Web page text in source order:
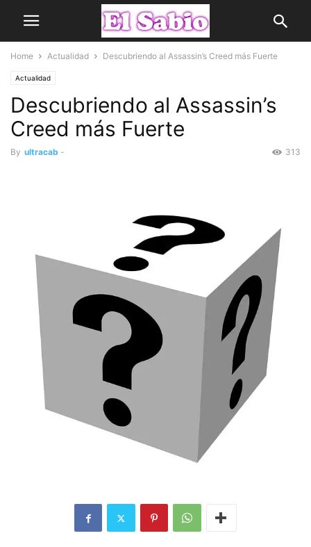
Home Actualidad Descubriendo al Assassin’s Creed más Fuerte
Actualidad
Descubriendo al Assassin’s
Creed más Fuerte
By ultracab - 313